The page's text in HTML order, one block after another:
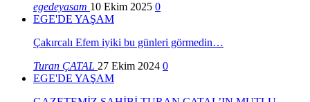
egedeyasam 10 Ekim 2025 0
EGE'DE YAŞAM
Çakırcalı Efem iyiki bu günleri görmedin…
Turan ÇATAL 27 Ekim 2024 0
EGE'DE YAŞAM